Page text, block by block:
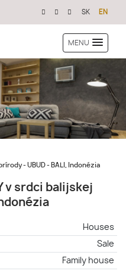
SK EN
MENU
- UBUD - BALI, Indonézia
v srdci balijskej
Houses
Sale
Family house